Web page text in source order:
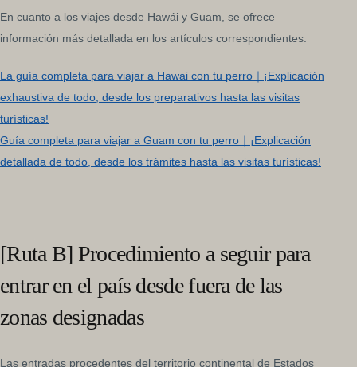
En cuanto a los viajes desde Hawái y Guam, se ofrece
información más detallada en los artículos correspondientes.
La guía completa para viajar a Hawai con tu perro｜¡Explicación
exhaustiva de todo, desde los preparativos hasta las visitas
turísticas!
Guía completa para viajar a Guam con tu perro｜¡Explicación
detallada de todo, desde los trámites hasta las visitas turísticas!
[Ruta B] Procedimiento a seguir para
entrar en el país desde fuera de las
zonas designadas
Las entradas procedentes del territorio continental de Estados